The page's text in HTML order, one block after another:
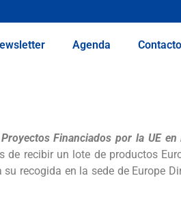
Agenda Contacto
Proyectos Financiados por la UE
recibir un lote de productos
recogida en la sede de Europe